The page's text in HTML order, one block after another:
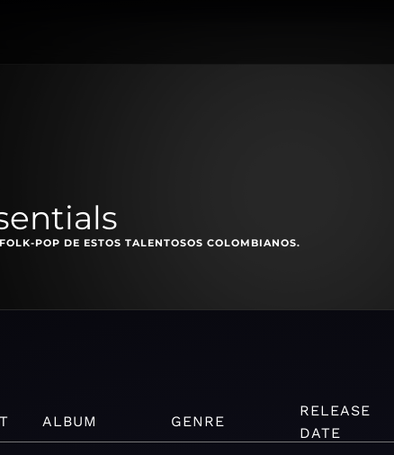
POP DE ESTOS TALENTOSOS COLOMBIANOS.
ALBUM GENRE
RELEASE
DATE